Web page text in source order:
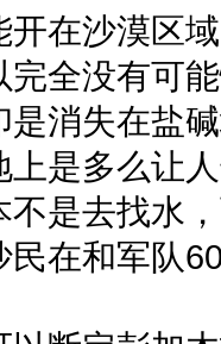
在沙漠区
全没有可
消失在盐
是多么让
是去找水
民在和军队